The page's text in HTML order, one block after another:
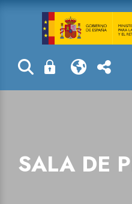
La
SALA DE